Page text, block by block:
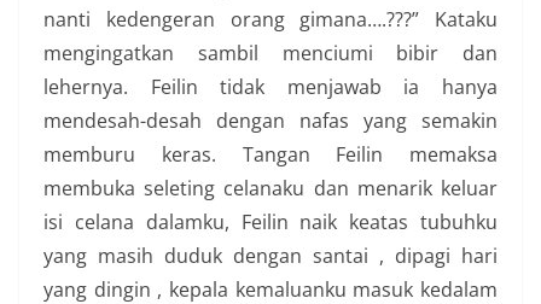
nanti kedengeran orang gimana….???” Kataku
mengingatkan sambil menciumi bibir dan
lehernya. Feilin tidak menjawab ia hanya
mendesah-desah dengan nafas yang semakin
memburu keras. Tangan Feilin memaksa
membuka seleting celanaku dan menarik keluar
isi celana dalamku, Feilin naik keatas tubuhku
yang masih duduk dengan santai , dipagi hari
yang dingin , kepala kemaluanku masuk kedalam